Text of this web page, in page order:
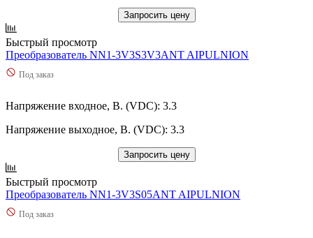
Запросить цену
Быстрый просмотр
Преобразователь NN1-3V3S3V3ANT AIPULNION
Под заказ
Напряжение входное, В. (VDC): 3.3
Напряжение выходное, В. (VDC): 3.3
Запросить цену
Быстрый просмотр
Преобразователь NN1-3V3S05ANT AIPULNION
Под заказ